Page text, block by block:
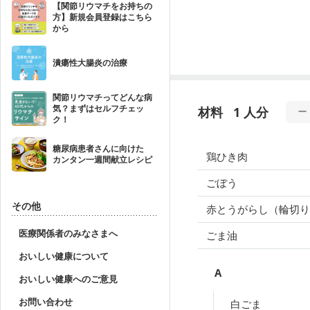
【関節リウマチをお持ちの
方】新規会員登録はこちら
から
潰瘍性大腸炎の治療
関節リウマチってどんな病
気？まずはセルフチェッ
ク！
糖尿病患者さんに向けた
カンタン一週間献立レシピ
その他
医療関係者のみなさまへ
おいしい健康について
おいしい健康へのご意見
お問い合わせ
材料 1 人分
鶏ひき肉
ごぼう
赤とうがらし（輪切
ごま油
A
白ごま